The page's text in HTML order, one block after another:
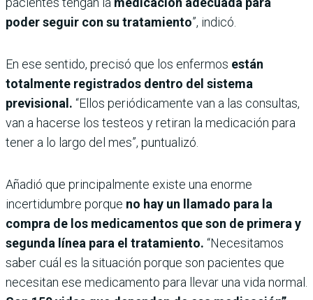
poder seguir con su tratamiento”, indicó.
En ese sentido, precisó que los enfermos están
totalmente registrados dentro del sistema
previsional. “Ellos periódicamente van a las consultas,
van a hacerse los testeos y retiran la medicación para
tener a lo largo del mes”, puntualizó.
Añadió que principalmente existe una enorme
incertidumbre porque no hay un llamado para la
compra de los medicamentos que son de primera y
segunda línea para el tratamiento. “Necesitamos
saber cuál es la situación porque son pacientes que
necesitan ese medicamento para llevar una vida normal.